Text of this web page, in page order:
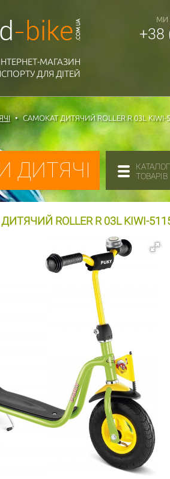
МАГАЗИН
ДЛЯ ДІТЕЙ
МИ
+38
САМОКАТ ДИТЯЧИЙ ROLLER R 03L KIWI-
ДИТЯЧІ
КАТАЛОГ
ТОВАРІВ
ROLLER R 03L KIWI-